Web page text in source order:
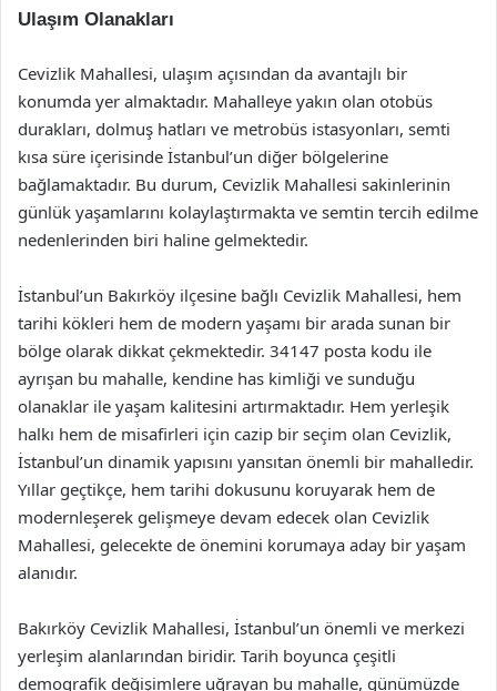
Ulaşım Olanakları
Cevizlik Mahallesi, ulaşım açısından da avantajlı bir
konumda yer almaktadır. Mahalleye yakın olan otobüs
durakları, dolmuş hatları ve metrobüs istasyonları, semti
kısa süre içerisinde İstanbul’un diğer bölgelerine
bağlamaktadır. Bu durum, Cevizlik Mahallesi sakinlerinin
günlük yaşamlarını kolaylaştırmakta ve semtin tercih edilme
nedenlerinden biri haline gelmektedir.
İstanbul’un Bakırköy ilçesine bağlı Cevizlik Mahallesi, hem
tarihi kökleri hem de modern yaşamı bir arada sunan bir
bölge olarak dikkat çekmektedir. 34147 posta kodu ile
ayrışan bu mahalle, kendine has kimliği ve sunduğu
olanaklar ile yaşam kalitesini artırmaktadır. Hem yerleşik
halkı hem de misafirleri için cazip bir seçim olan Cevizlik,
İstanbul’un dinamik yapısını yansıtan önemli bir mahalledir.
Yıllar geçtikçe, hem tarihi dokusunu koruyarak hem de
modernleşerek gelişmeye devam edecek olan Cevizlik
Mahallesi, gelecekte de önemini korumaya aday bir yaşam
alanıdır.
Bakırköy Cevizlik Mahallesi, İstanbul’un önemli ve merkezi
yerleşim alanlarından biridir. Tarih boyunca çeşitli
demografik değişimlere uğrayan bu mahalle, günümüzde